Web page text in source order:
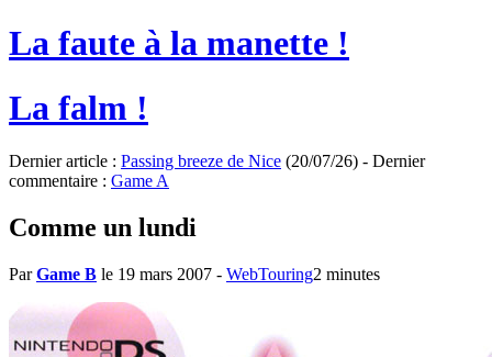
La faute à la manette !
La falm !
Dernier article : Passing breeze de Nice (20/07/26) - Dernier
commentaire : Game A
Comme un lundi
ParGame B le 19 mars 2007 - WebTouring2 minutes